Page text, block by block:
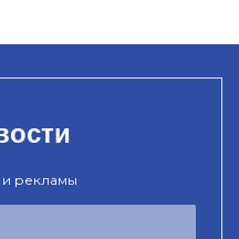
и рекламы